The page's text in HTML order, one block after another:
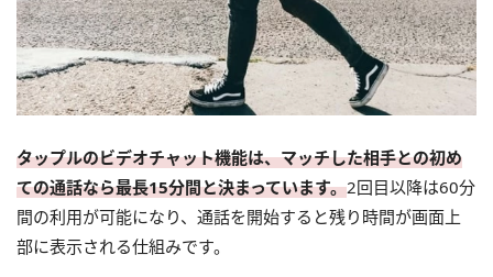
タップルのビデオチャット機能は、マッチした相手との初め
ての通話なら最長15分間と決まっています。2回目以降は60分
間の利用が可能になり、通話を開始すると残り時間が画面上
部に表示される仕組みです。